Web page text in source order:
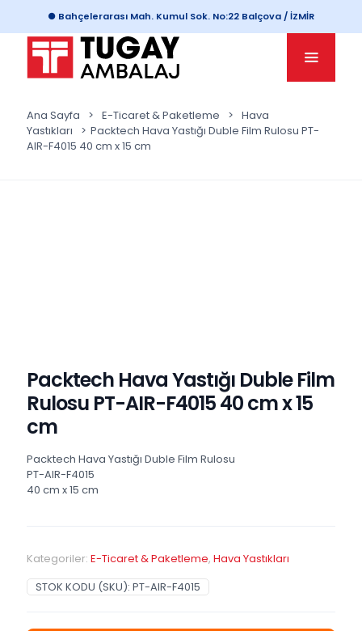
● Bahçelerarası Mah. Kumul Sok. No:22 Balçova / İZMİR
Ana Sayfa > E-Ticaret & Paketleme > Hava
Yastıkları
> Packtech Hava Yastığı Duble Film Rulosu PT-
AIR-F4015 40 cm x 15 cm
Packtech Hava Yastığı Duble Film
Rulosu PT-AIR-F4015 40 cm x 15
cm
Packtech Hava Yastığı Duble Film Rulosu
PT-AIR-F4015
40 cm x 15 cm
Kategoriler: E-Ticaret & Paketleme, Hava Yastıkları
STOK KODU (SKU): PT-AIR-F4015